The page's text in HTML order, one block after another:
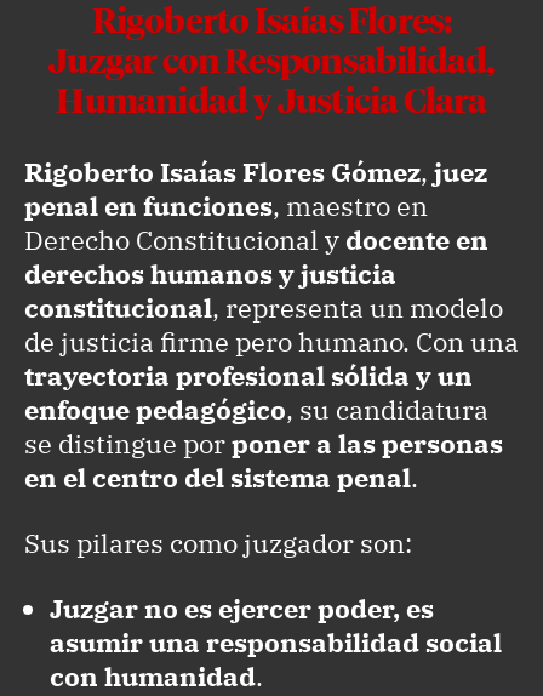
Rigoberto Isaías Flores:
Juzgar con Responsabilidad,
Humanidad y Justicia Clara
Rigoberto Isaías Flores Gómez, juez
penal en funciones, maestro en
Derecho Constitucional y docente en
derechos humanos y justicia
constitucional, representa un modelo
de justicia firme pero humano. Con una
trayectoria profesional sólida y un
enfoque pedagógico, su candidatura
se distingue porponer a las personas
en el centro del sistema penal.
Sus pilares como juzgador son:
Juzgar no es ejercer poder, es
asumir una responsabilidad social
con humanidad.